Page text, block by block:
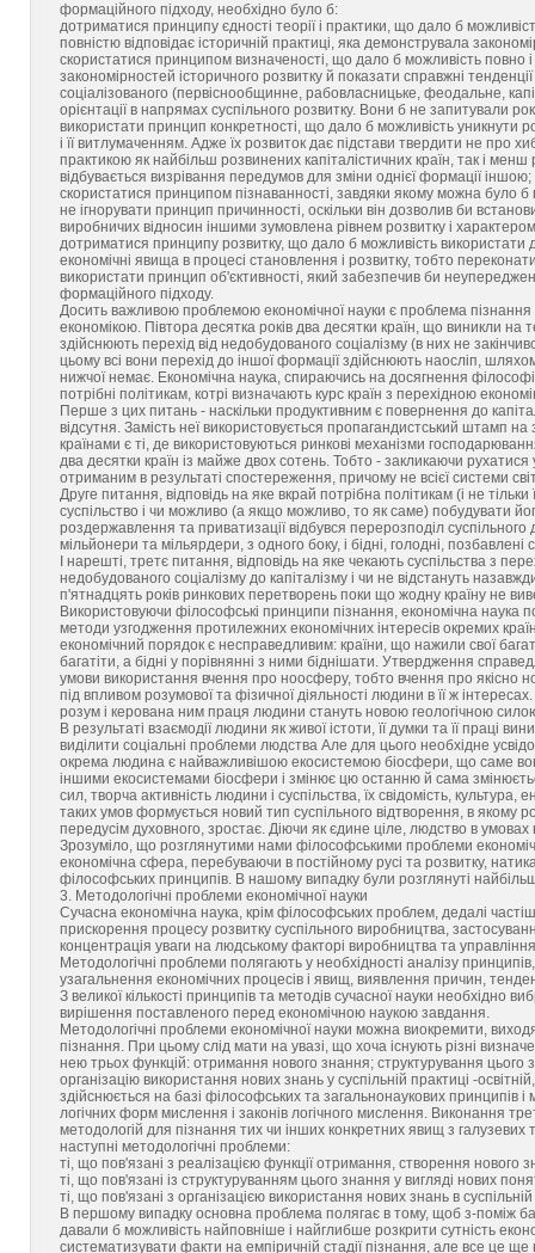
формаційного підходу, необхідно було б:
дотриматися принципу єдності теорії і практики, що дало б
повністю відповідає історичній практиці, яка демонструвала
скористатися принципом визначеності, що дало б можливість повно
закономірностей історичного розвитку й показати справжні
соціалізованого (первіснообщинне, рабовласницьке, феодальне,
орієнтації в напрямах суспільного розвитку. Вони б не запитували
використати принцип конкретності, що дало б можливість уникнути
і її витлумаченням. Адже їх розвиток дає підстави твердити не про
практикою як найбільш розвинених капіталістичних країн, так і
відбувається визрівання передумов для зміни однієї формації іншою;
скористатися принципом пізнаванності, завдяки якому можна було б
не ігнорувати принцип причинності, оскільки він дозволив би
виробничих відносин іншими зумовлена рівнем розвитку і
дотриматися принципу розвитку, що дало б можливість використати
економічні явища в процесі становлення і розвитку, тобто
використати принцип об'єктивності, який забезпечив би
формаційного підходу.
Досить важливою проблемою економічної науки є проблема
економікою. Півтора десятка років два десятки країн, що виникли на
здійснюють перехід від недобудованого соціалізму (в них не
цьому всі вони перехід до іншої формації здійснюють наосліп,
нижчої немає. Економічна наука, спираючись на досягнення
потрібні політикам, котрі визначають курс країн з перехідною
Перше з цих питань - наскільки продуктивним є повернення до
відсутня. Замість неї використовується пропагандистський штамп
країнами є ті, де використовуються ринкові механізми
два десятки країн із майже двох сотень. Тобто - закликаючи
отриманим в результаті спостереження, причому не всієї системи
Друге питання, відповідь на яке вкрай потрібна політикам (і не
суспільство і чи можливо (а якщо можливо, то як саме) побудувати
роздержавлення та приватизації відбувся перерозподіл
мільйонери та мільярдери, з одного боку, і бідні, голодні, позбавлені
І нарешті, третє питання, відповідь на яке чекають суспільства з
недобудованого соціалізму до капіталізму і чи не відстануть
п'ятнадцять років ринкових перетворень поки що жодну країну не
Використовуючи філософські принципи пізнання, економічна
методи узгодження протилежних економічних інтересів окремих
економічний порядок є несправедливим: країни, що нажили свої
багатіти, а бідні у порівнянні з ними біднішати. Утвердження
умови використання вчення про ноосферу, тобто вчення про якісно
під впливом розумової та фізичної діяльності людини в її ж
розум і керована ним праця людини стануть новою геологічною
В результаті взаємодії людини як живої істоти, її думки та її праці
виділити соціальні проблеми людства Але для цього необхідне
окрема людина є найважливішою екосистемою біосфери, що саме
іншими екосистемами біосфери і змінює цю останню й сама
сил, творча активність людини і суспільства, їх свідомість,
таких умов формується новий тип суспільного відтворення, в якому
передусім духовного, зростає. Діючи як єдине ціле, людство в
Зрозуміло, що розглянутими нами філософськими проблеми
економічна сфера, перебуваючи в постійному русі та розвитку,
філософських принципів. В нашому випадку були розглянуті
3. Методологічні проблеми економічної науки
Сучасна економічна наука, крім філософських проблем, дедалі
прискорення процесу розвитку суспільного виробництва,
концентрація уваги на людському факторі виробництва та
Методологічні проблеми полягають у необхідності аналізу
узагальнення економічних процесів і явищ, виявлення причин,
З великої кількості принципів та методів сучасної науки необхідно
вирішення поставленого перед економічною наукою завдання.
Методологічні проблеми економічної науки можна виокремити,
пізнання. При цьому слід мати на увазі, що хоча існують різні
нею трьох функцій: отримання нового знання; структурування цього
організацію використання нових знань у суспільній практиці -
здійснюється на базі філософських та загальнонаукових принципів
логічних форм мислення і законів логічного мислення. Виконання
методологій для пізнання тих чи інших конкретних явищ з
наступні методологічні проблеми:
ті, що пов'язані з реалізацією функції отримання, створення нового
ті, що пов'язані із структуруванням цього знання у вигляді нових
ті, що пов'язані з організацією використання нових знань в
В першому випадку основна проблема полягає в тому, щоб з-поміж
давали б можливість найповніше і найглибше розкрити сутність
систематизувати факти на емпіричній стадії пізнання, але все це